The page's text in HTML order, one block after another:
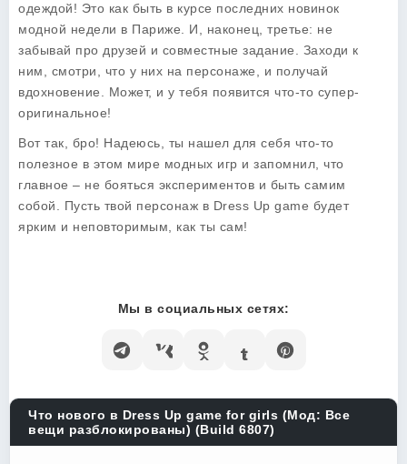
одеждой! Это как быть в курсе последних новинок
модной недели в Париже. И, наконец, третье: не
забывай про друзей и совместные задание. Заходи к
ним, смотри, что у них на персонаже, и получай
вдохновение. Может, и у тебя появится что-то супер-
оригинальное!
Вот так, бро! Надеюсь, ты нашел для себя что-то
полезное в этом мире модных игр и запомнил, что
главное – не бояться экспериментов и быть самим
собой. Пусть твой персонаж в Dress Up game будет
ярким и неповторимым, как ты сам!
Мы в социальных сетях:
Что нового в Dress Up game for girls (Мод: Все
вещи разблокированы) (Build 6807)